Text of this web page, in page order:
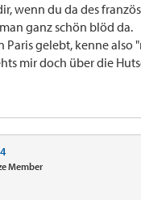
wenn du da des
ganz schön blöd da.
Paris gelebt, kenne also
mir doch über die
Member